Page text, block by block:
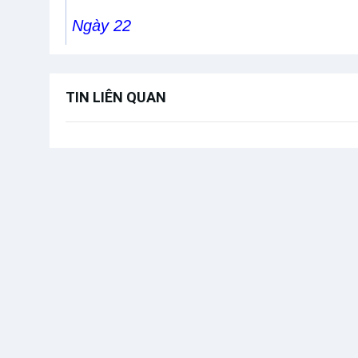
Ngày 22
Linh mục, người Tây Ban Nha
TIN LIÊN QUAN